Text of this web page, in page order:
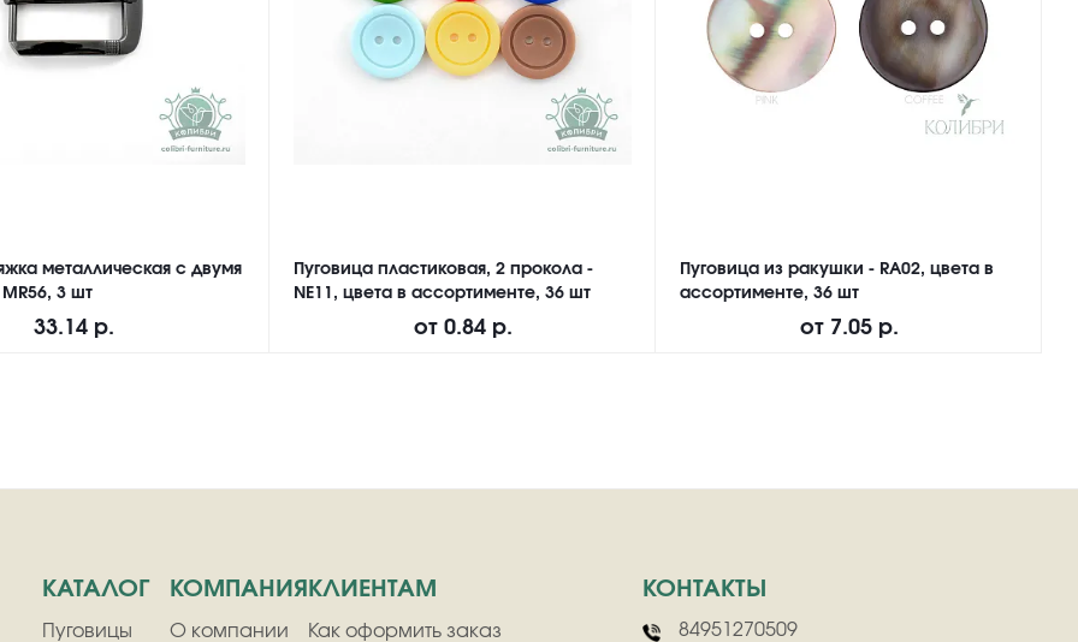
металлическая с двумя
3 шт
33.14 р.
Пуговица пластиковая, 2 прокола -
NE11, цвета в ассортименте, 36 шт
от 0.84 р.
Пуговица из ракушки - RA02, цвета в
ассортименте, 36 шт
от 7.05 р.
КАТАЛОГ
Пуговицы
КОМПАНИЯ
О компании
КЛИЕНТАМ
Как оформить заказ
КОНТАКТЫ
84951270509